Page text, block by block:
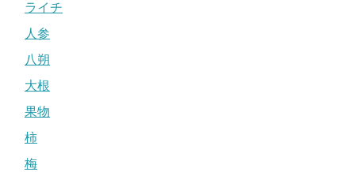
ライチ
人参
八朔
大根
果物
柿
梅